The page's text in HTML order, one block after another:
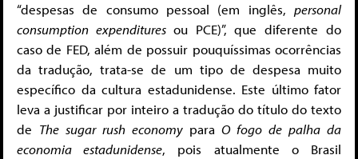
“despesas de consumo pessoal (em inglês, personal
consumption expenditures ou PCE)”, que diferente do
caso de FED, além de possuir pouquíssimas ocorrências
da tradução, trata-se de um tipo de despesa muito
específico da cultura estadunidense. Este último fator
leva a justificar por inteiro a tradução do título do texto
de The sugar rush economy paraO fogo de palha da
economia estadunidense, pois atualmente o Brasil